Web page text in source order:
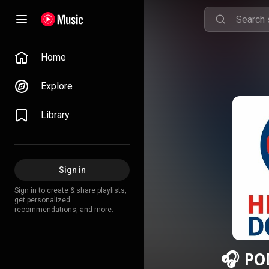
Home
Explore
Library
Sign in
Sign in to create & share playlists,
get personalized
recommendations, and more.
🎧